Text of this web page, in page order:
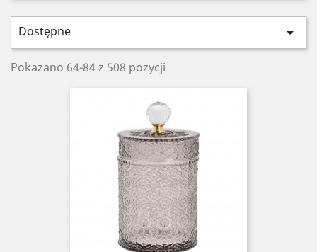
Dostępne 
Pokazano 64-84 z 508 pozycji